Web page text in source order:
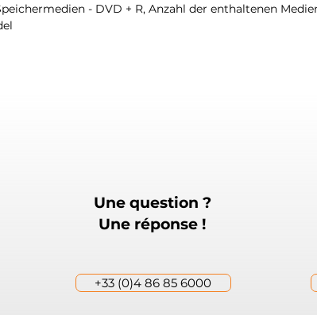
- DVD + R, Anzahl der enthaltenen
Une question ?
Une réponse !
+33 (0)4 86 85 6000